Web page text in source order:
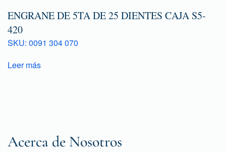
ENGRANE DE 5TA DE 25 DIENTES CAJA S5-
420
SKU: 0091 304 070
Leer más
Acerca de Nosotros